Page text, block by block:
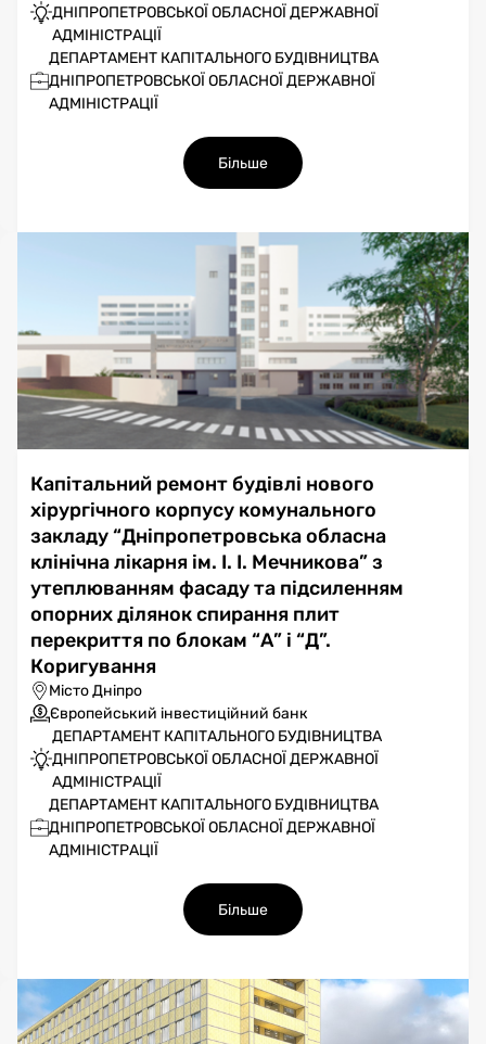
ДНІПРОПЕТРОВСЬКОЇ ОБЛАСНОЇ ДЕРЖАВНОЇ
АДМІНІСТРАЦІЇ
ДЕПАРТАМЕНТ КАПІТАЛЬНОГО БУДІВНИЦТВА
ДНІПРОПЕТРОВСЬКОЇ ОБЛАСНОЇ ДЕРЖАВНОЇ
АДМІНІСТРАЦІЇ
Більше
Капітальний ремонт будівлі нового
хірургічного корпусу комунального
закладу “Дніпропетровська обласна
клінічна лікарня ім. І. І. Мечникова” з
утеплюванням фасаду та підсиленням
опорних ділянок спирання плит
перекриття по блокам “А” і “Д”.
Коригування
Місто Дніпро
Європейський інвестиційний банк
ДЕПАРТАМЕНТ КАПІТАЛЬНОГО БУДІВНИЦТВА
ДНІПРОПЕТРОВСЬКОЇ ОБЛАСНОЇ ДЕРЖАВНОЇ
АДМІНІСТРАЦІЇ
ДЕПАРТАМЕНТ КАПІТАЛЬНОГО БУДІВНИЦТВА
ДНІПРОПЕТРОВСЬКОЇ ОБЛАСНОЇ ДЕРЖАВНОЇ
АДМІНІСТРАЦІЇ
Більше